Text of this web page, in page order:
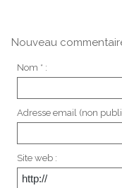
Nouveau
Nom * :
Adresse email (non
Site web :